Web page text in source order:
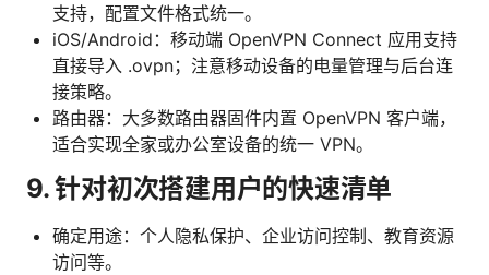
支持，配置文件格式统一。
iOS/Android：移动端 OpenVPN Connect 应用支持
直接导入 .ovpn；注意移动设备的电量管理与后台连
接策略。
路由器：大多数路由器固件内置 OpenVPN 客户端，
适合实现全家或办公室设备的统一 VPN。
9. 针对初次搭建用户的快速清单
确定用途：个人隐私保护、企业访问控制、教育资源
访问等。